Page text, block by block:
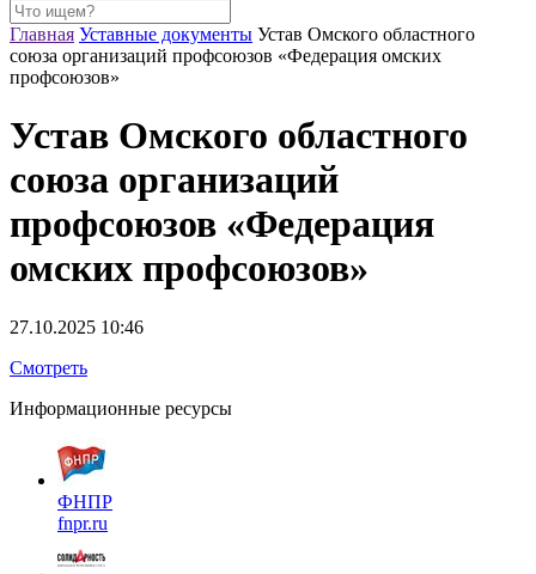
Главная Уставные документы Устав Омского областного
союза организаций профсоюзов «Федерация омских
профсоюзов»
Устав Омского областного
союза организаций
профсоюзов «Федерация
омских профсоюзов»
27.10.2025 10:46
Смотреть
Информационные ресурсы
ФНПР
fnpr.ru